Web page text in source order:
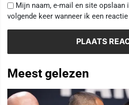
Mijn naam, e-mail en site opslaan
volgende keer wanneer ik een
Meest gelezen